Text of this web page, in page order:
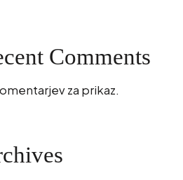
Comments
za prikaz.